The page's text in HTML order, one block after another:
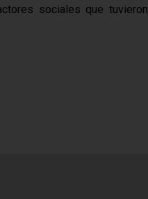
sociales que tuvieron